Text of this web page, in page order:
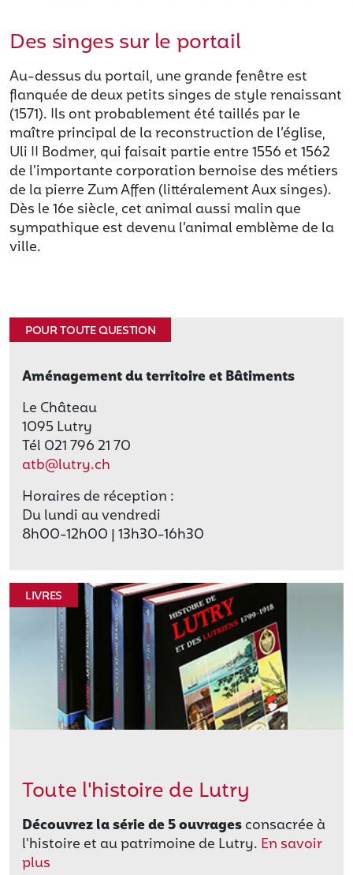
Des singes sur le portail
Au-dessus du portail, une grande fenêtre est
flanquée de deux petits singes de style renaissant
(1571). Ils ont probablement été taillés par le
maître principal de la reconstruction de l’église,
Uli II Bodmer, qui faisait partie entre 1556 et 1562
de l'importante corporation bernoise des métiers
de la pierre Zum Affen (littéralement Aux singes).
Dès le 16e siècle, cet animal aussi malin que
sympathique est devenu l’animal emblème de la
ville.
POUR TOUTE QUESTION
Aménagement du territoire et Bâtiments
Le Château
1095 Lutry
Tél 021 796 21 70
atb@lutry.ch
Horaires de réception :
Du lundi au vendredi
8h00-12h00 | 13h30-16h30
LIVRES
Toute l'histoire de Lutry
Découvrez la série de 5 ouvragesconsacrée à
l'histoire et au patrimoine de Lutry. En savoir
plus